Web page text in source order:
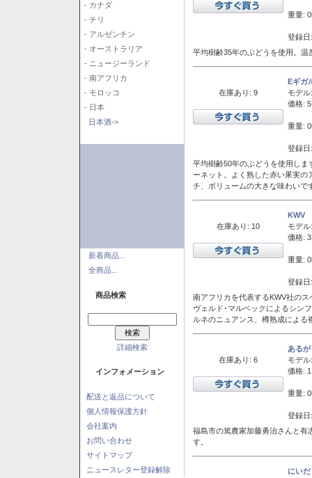
- カナダ
- チリ
- アルゼンチン
- オーストラリア
- ニュージーランド
- 南アフリカ
- モロッコ
- 日本
日本酒->
新着商品...
全商品...
商品検索
詳細検索
インフォメーション
配送と返品について
個人情報保護方針
会社案内
お問い合わせ
サイトマップ
ニュースレター登録解除
重量:
登録
平均樹齢35年のぶどうを使用。
在庫あり: 9
Eギガ
モデル:
価格:
重量:
登録
平均樹齢50年のぶどうを使用し
ーネット。よく熟した赤い果実
チ、ボリュームの大きな味わいで
在庫あり: 10
KWV
モデル:
価格:
重量:
登録
南アフリカを代表するKWV社の
ヴェルド･マルベックによるシン
ルネのニュアンス、樽熟成によ
在庫あり: 6
ある
モデル:
価格:
重量:
登録
福島市の篤農家加藤勇治さんと有
す。
にい